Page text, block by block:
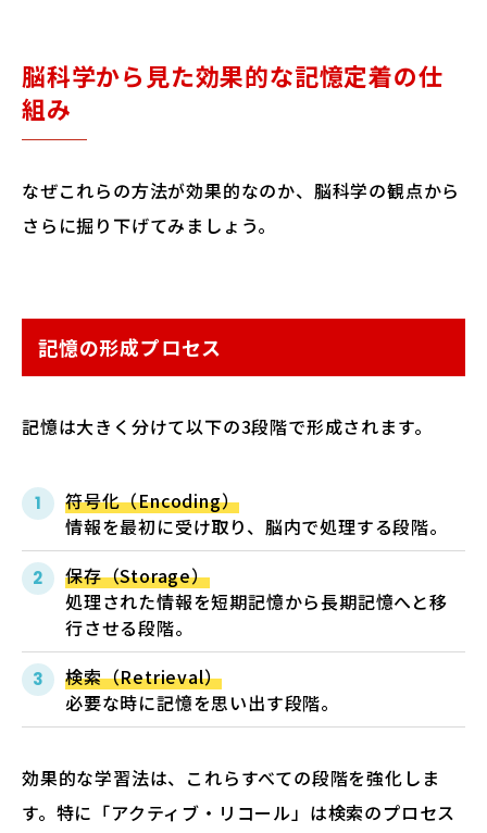
脳科学から見た効果的な記憶定着の仕
組み
なぜこれらの方法が効果的なのか、脳科学の観点から
さらに掘り下げてみましょう。
記憶の形成プロセス
記憶は大きく分けて以下の3段階で形成されます。
符号化（Encoding）
情報を最初に受け取り、脳内で処理する段階。
保存（Storage）
処理された情報を短期記憶から長期記憶へと移
行させる段階。
検索（Retrieval）
必要な時に記憶を思い出す段階。
効果的な学習法は、これらすべての段階を強化しま
す。特に「アクティブ・リコール」は検索のプロセス